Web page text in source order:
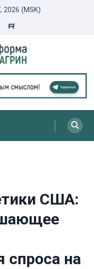
2026 (MSK)
США:
спроса на